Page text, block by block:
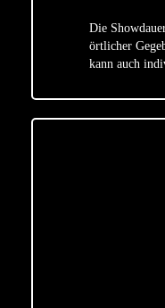
Die
örtlicher
kann auch